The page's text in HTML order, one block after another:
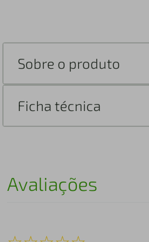
Sobre o produto
Ficha técnica
Avaliações